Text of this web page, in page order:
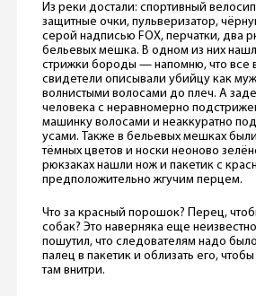
Из реки достали: спортивный
защитные очки, пульверизатор,
серой надписью FOX, перчатки, два
бельевых мешка. В одном из них
стрижки бороды — напомню, что все
свидетели описывали убийцу как
волнистыми волосами до плеч. А
человека с неравномерно
машинку волосами и неаккуратно
усами. Также в бельевых мешках
тёмных цветов и носки неоново
рюкзаках нашли нож и пакетик с
предположительно жгучим перцем.
Что за красный порошок? Перец,
собак? Это наверняка еще
пошутил, что следователям надо
палец в пакетик и облизать его,
там внитри.